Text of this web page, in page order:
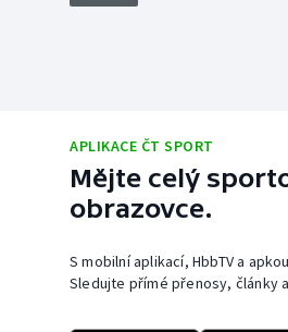
APLIKACE ČT SPORT
Mějte celý
obrazovce.
S mobilní aplikací, HbbTV a
Sledujte přímé přenosy, články